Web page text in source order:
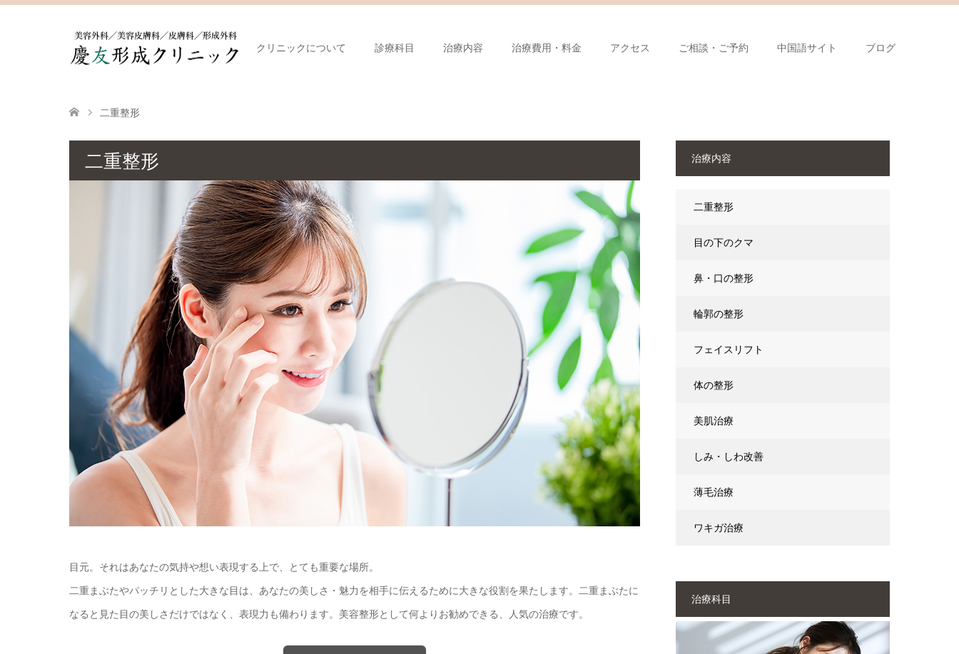
クリニックについて 診療科目 治療内容 治療費用・料金 アクセス ご相談・ご予約 中国語サイト ブログ
二重整形
二重整形
目元。それはあなたの気持や想い表現する上で、とても重要な場所。
二重まぶたやパッチリとした大きな目は、あなたの美しさ・魅力を相手に伝えるために大きな役割を果たします。二重まぶたに
なると見た目の美しさだけではなく、表現力も備わります。美容整形として何よりお勧めできる、人気の治療です。
治療内容
二重整形
目の下のクマ
鼻・口の整形
輪郭の整形
フェイスリフト
体の整形
美肌治療
しみ・しわ改善
薄毛治療
ワキガ治療
治療科目